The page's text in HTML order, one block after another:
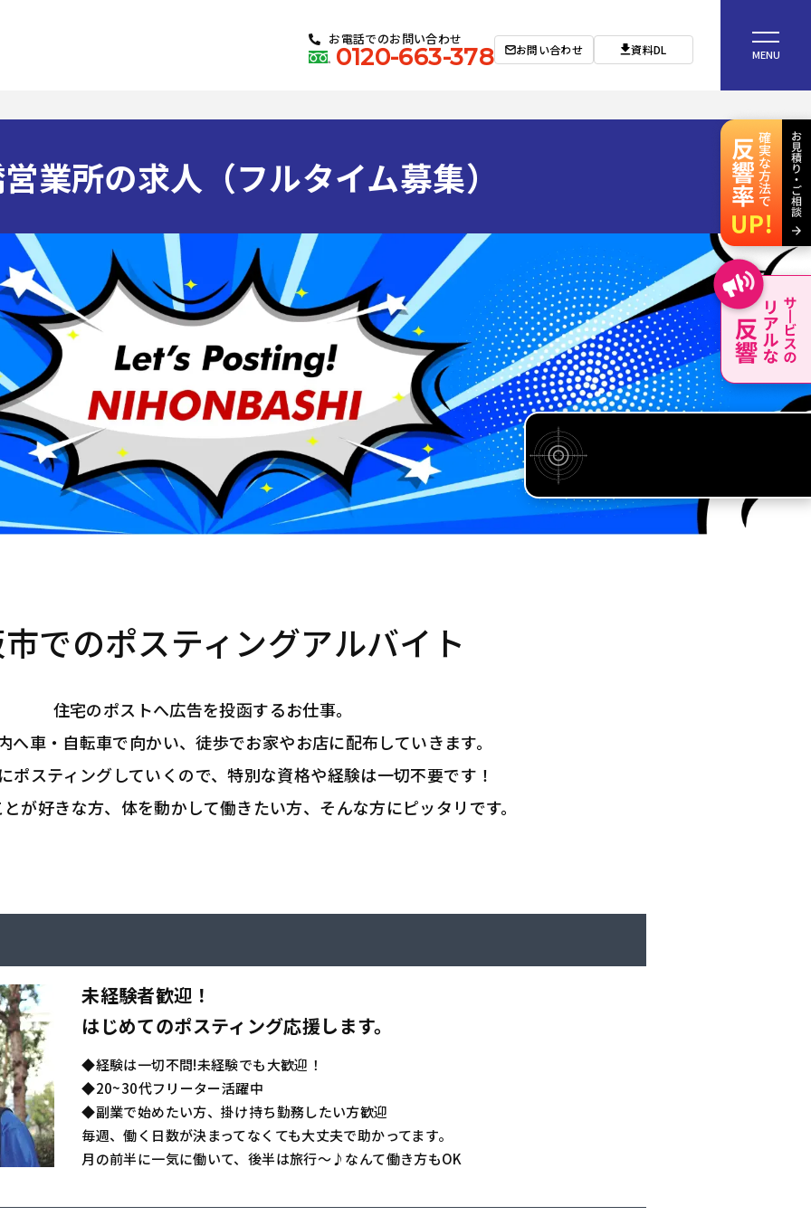
お電話でのお問い合わせ
0120-663-378 お問い合わせ 資料DL MENU
業所の求人（フルタイム募集）
でのポスティングアルバイト
住宅のポストへ広告を投函するお仕事。
へ車・自転車で向かい、徒歩でお家やお店に配布していきます。
ポスティングしていくので、特別な資格や経験は一切不要です！
が好きな方、体を動かして働きたい方、そんな方にピッタリです。
未経験者歓迎！
はじめてのポスティング応援します。
◆経験は一切不問!未経験でも大歓迎！
◆20~30代フリーター活躍中
◆副業で始めたい方、掛け持ち勤務したい方歓迎
毎週、働く日数が決まってなくても大丈夫で助かってます。
月の前半に一気に働いて、後半は旅行～♪なんて働き方もOK